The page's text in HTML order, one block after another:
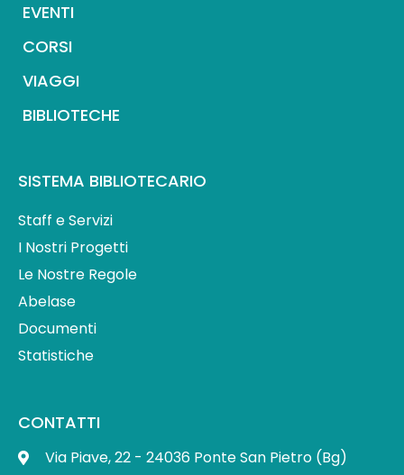
EVENTI
CORSI
VIAGGI
BIBLIOTECHE
SISTEMA BIBLIOTECARIO
Staff e Servizi
I Nostri Progetti
Le Nostre Regole
Abelase
Documenti
Statistiche
CONTATTI
Via Piave, 22 - 24036 Ponte San Pietro (Bg)